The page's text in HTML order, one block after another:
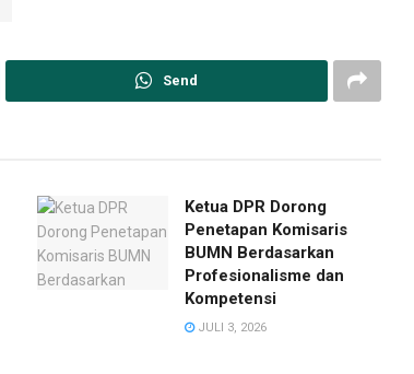
Send
Ketua DPR Dorong
Penetapan Komisaris
BUMN Berdasarkan
Profesionalisme dan
Kompetensi
JULI 3, 2026